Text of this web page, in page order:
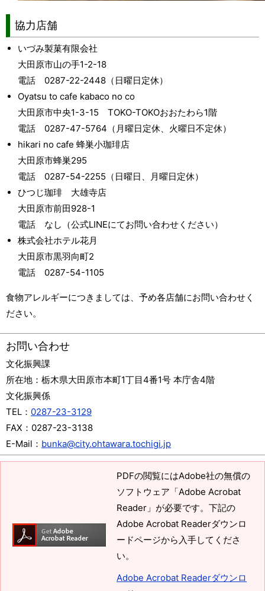
協力店舗
いづみ製菓有限会社
大田原市山の手1-2-18
電話 0287-22-2448（日曜日定休）
Oyatsu to cafe kabaco no co
大田原市中央1-3-15 TOKO-TOKOおおたわら1階
電話 0287-47-5764（月曜日定休、火曜日不定休）
hikari no cafe 蜂巣小珈琲店
大田原市蜂巣295
電話 0287-54-2255（日曜日、月曜日定休）
ひつじ珈琲 大雄寺店
大田原市前田928-1
電話 なし（公式LINEにてお問い合わせください）
株式会社ホテル花月
大田原市黒羽向町2
電話 0287-54-1105
食物アレルギーにつきましては、予め各店舗にお問い合わせく
ださい。
お問い合わせ
文化振興課
所在地： 栃木県大田原市本町1丁目4番1号 本庁舎4階
文化振興係
TEL： 0287-23-3129
FAX： 0287-23-3138
E-Mail： bunka@city.ohtawara.tochigi.jp
PDFの閲覧にはAdobe社の無償の
ソフトウェア「Adobe Acrobat
Reader」が必要です。下記の
Adobe Acrobat Readerダウンロ
ードページから入手してくださ
い。
Adobe Acrobat Readerダウンロ